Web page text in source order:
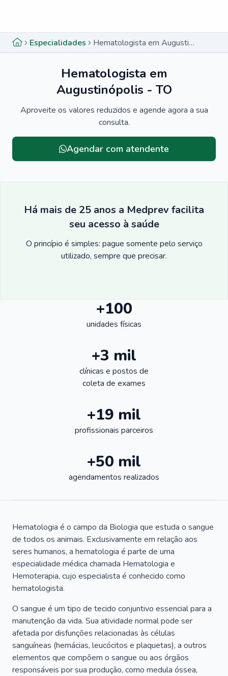
Especialidades Hematologista em Augustinópolis - TO
Hematologista em
Augustinópolis - TO
Aproveite os valores reduzidos e agende agora a sua
consulta.
Agendar com atendente
Há mais de 25 anos a Medprev facilita
seu acesso à saúde
O princípio é simples: pague somente pelo serviço
utilizado, sempre que precisar.
+100
unidades físicas
+3 mil
clínicas e postos de
coleta de exames
+19 mil
profissionais parceiros
+50 mil
agendamentos realizados
Hematologia é o campo da Biologia que estuda o sangue
de todos os animais. Exclusivamente em relação aos
seres humanos, a hematologia é parte de uma
especialidade médica chamada Hematologia e
Hemoterapia, cujo especialista é conhecido como
hematologista.
O sangue é um tipo de tecido conjuntivo essencial para a
manutenção da vida. Sua atividade normal pode ser
afetada por disfunções relacionadas às células
sanguíneas (hemácias, leucócitos e plaquetas), a outros
elementos que compõem o sangue ou aos órgãos
responsáveis por sua produção, como medula óssea,